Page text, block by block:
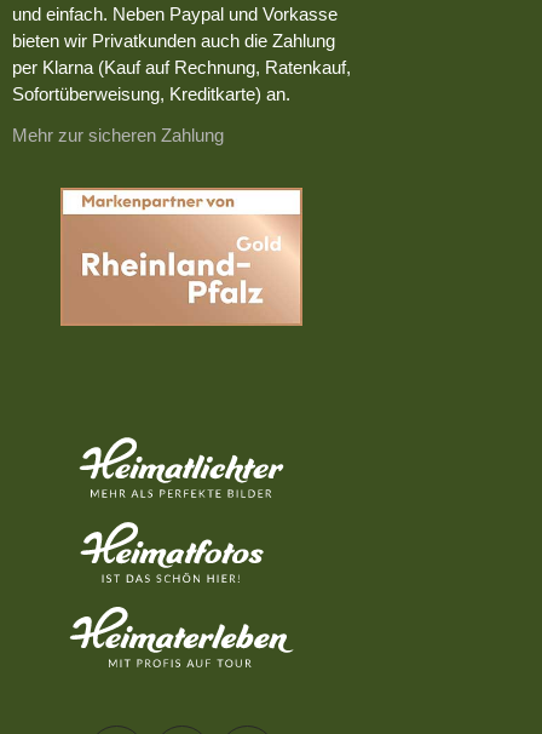
und einfach. Neben Paypal und Vorkasse
bieten wir Privatkunden auch die Zahlung
per Klarna (Kauf auf Rechnung, Ratenkauf,
Sofortüberweisung, Kreditkarte) an.
Mehr zur sicheren Zahlung